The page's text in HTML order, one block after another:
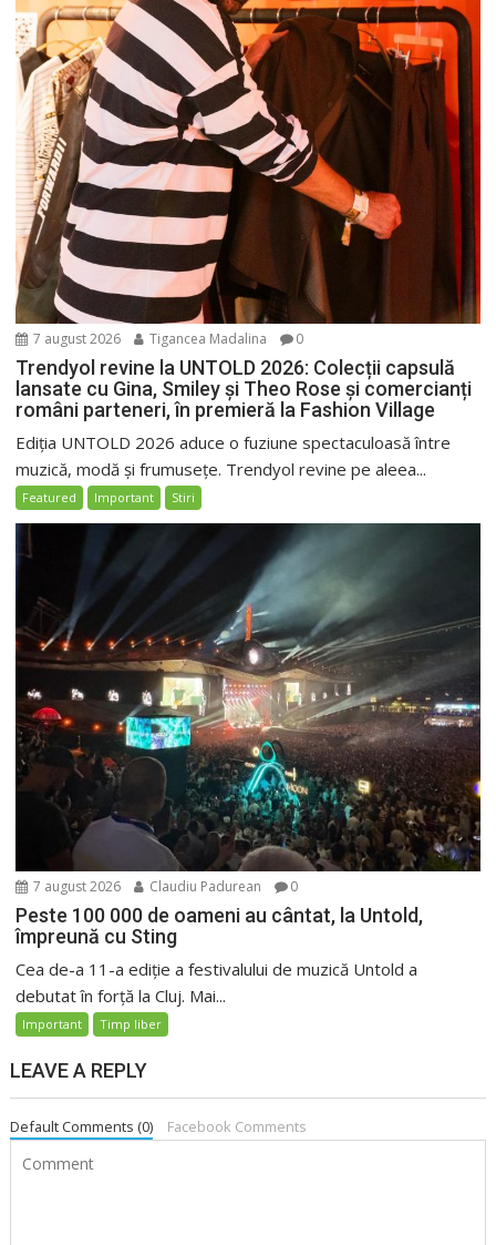
7 august 2026 Tigancea Madalina 0
Trendyol revine la UNTOLD 2026: Colecții capsulă
lansate cu Gina, Smiley și Theo Rose și comercianți
români parteneri, în premieră la Fashion Village
Ediția UNTOLD 2026 aduce o fuziune spectaculoasă între
muzică, modă și frumusețe. Trendyol revine pe aleea...
Featured Important Stiri
7 august 2026 Claudiu Padurean 0
Peste 100 000 de oameni au cântat, la Untold,
împreună cu Sting
Cea de-a 11-a ediție a festivalului de muzică Untold a
debutat în forță la Cluj. Mai...
Important Timp liber
LEAVE A REPLY
Default Comments (0) Facebook Comments